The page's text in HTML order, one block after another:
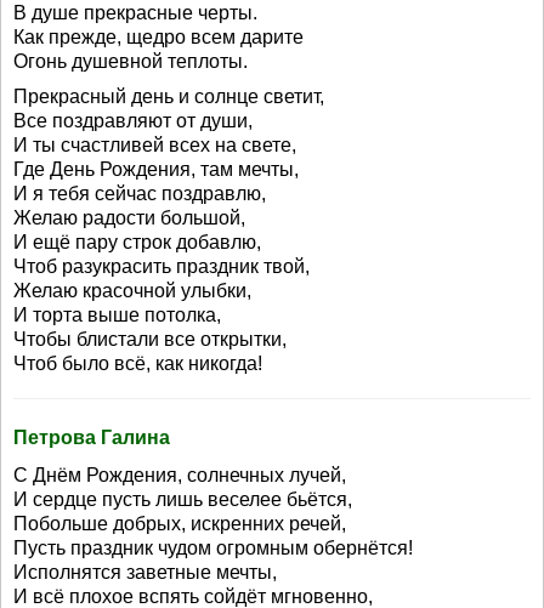
В душе прекрасные черты.
Как прежде, щедро всем дарите
Огонь душевной теплоты.
Прекрасный день и солнце светит,
Все поздравляют от души,
И ты счастливей всех на свете,
Где День Рождения, там мечты,
И я тебя сейчас поздравлю,
Желаю радости большой,
И ещё пару строк добавлю,
Чтоб разукрасить праздник твой,
Желаю красочной улыбки,
И торта выше потолка,
Чтобы блистали все открытки,
Чтоб было всё, как никогда!
Петрова Галина
С Днём Рождения, солнечных лучей,
И сердце пусть лишь веселее бьётся,
Побольше добрых, искренних речей,
Пусть праздник чудом огромным обернётся!
Исполнятся заветные мечты,
И всё плохое вспять сойдёт мгновенно,